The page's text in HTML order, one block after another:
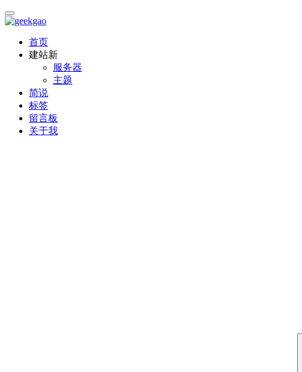
首页
建站新
服务器
主题
简说
标签
留言板
关于我